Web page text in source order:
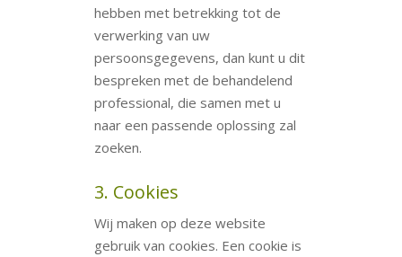
hebben met betrekking tot de
verwerking van uw
persoonsgegevens, dan kunt u dit
bespreken met de behandelend
professional, die samen met u
naar een passende oplossing zal
zoeken.
3. Cookies
Wij maken op deze website
gebruik van cookies. Een cookie is